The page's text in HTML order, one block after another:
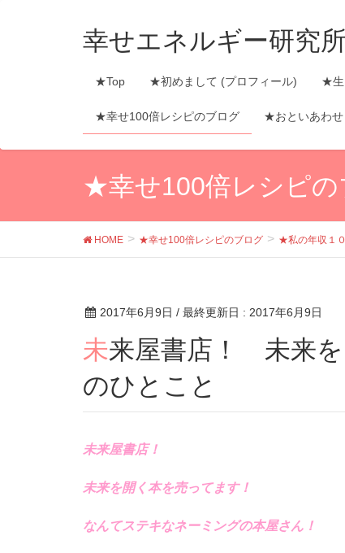
幸せエネルギー研究所
★Top ★初めまして (プロフィール) ★生
★幸せ100倍レシピのブログ ★おといあわせ
★幸せ100倍レシピの
HOME ★幸せ100倍レシピのブログ ★私の年収１
2017年6月9日 / 最終更新日 : 2017年6月9日
未来屋書店！ 未来を開く本を売ってます！ 今日
のひとこと
未来屋書店！
未来を開く本を売ってます！
なんてステキなネーミングの本屋さん！